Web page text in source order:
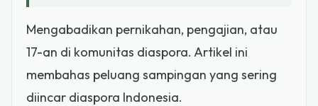
Mengabadikan pernikahan, pengajian, atau
17-an di komunitas diaspora. Artikel ini
membahas peluang sampingan yang sering
diincar diaspora Indonesia.